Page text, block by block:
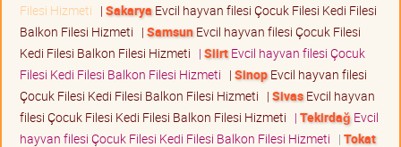
Filesi Hizmeti | Sakarya Evcil hayvan filesi Çocuk Filesi Kedi Filesi
Balkon Filesi Hizmeti | SamsunEvcil hayvan filesi Çocuk Filesi
Kedi Filesi Balkon Filesi Hizmeti | SiirtEvcil hayvan filesi Çocuk
Filesi Kedi Filesi Balkon Filesi Hizmeti | SinopEvcil hayvan filesi
Çocuk Filesi Kedi Filesi Balkon Filesi Hizmeti | SivasEvcil hayvan
filesi Çocuk Filesi Kedi Filesi Balkon Filesi Hizmeti | Tekirdağ Evcil
hayvan filesi Çocuk Filesi Kedi Filesi Balkon Filesi Hizmeti | Tokat